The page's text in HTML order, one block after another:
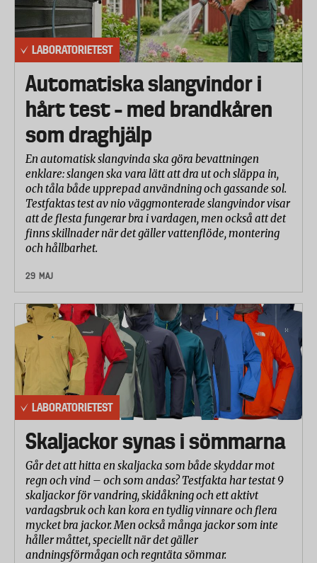
LABORATORIETEST
Automatiska slangvindor i
hårt test – med brandkåren
som draghjälp
En automatisk slangvinda ska göra bevattningen
enklare: slangen ska vara lätt att dra ut och släppa in,
och tåla både upprepad användning och gassande sol.
Testfaktas test av nio väggmonterade slangvindor visar
att de flesta fungerar bra i vardagen, men också att det
finns skillnader när det gäller vattenflöde, montering
och hållbarhet.
29 MAJ
LABORATORIETEST
Skaljackor synas i sömmarna
Går det att hitta en skaljacka som både skyddar mot
regn och vind – och som andas? Testfakta har testat 9
skaljackor för vandring, skidåkning och ett aktivt
vardagsbruk och kan kora en tydlig vinnare och flera
mycket bra jackor. Men också många jackor som inte
håller måttet, speciellt när det gäller
andningsförmågan och regntäta sömmar.